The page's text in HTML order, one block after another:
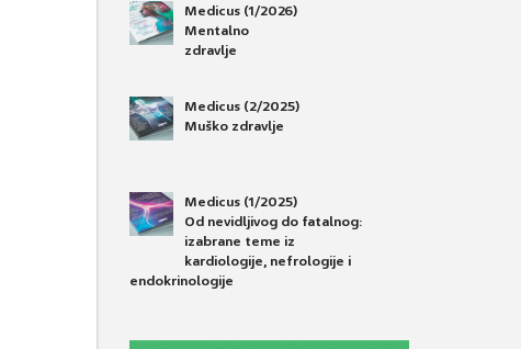
Medicus (1/2026)
Mentalno
zdravlje
Medicus (2/2025)
Muško zdravlje
Medicus (1/2025)
Od nevidljivog do fatalnog:
izabrane teme iz
kardiologije, nefrologije i
endokrinologije